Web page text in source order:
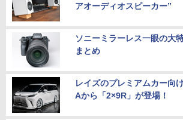
アオーディオスピーカー”
ソニーミラーレス一眼の大
まとめ
レイズのプレミアムカー向
Aから「2×9R」が登場！